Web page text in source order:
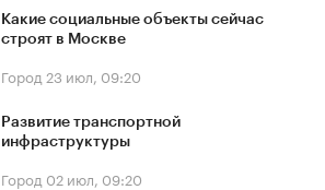
Какие социальные объекты сейчас
строят в Москве
Город 23 июл, 09:20
Развитие транспортной
инфраструктуры
Город 02 июл, 09:20